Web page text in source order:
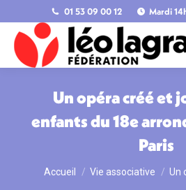
01 53 09 00 12 Mardi
Un opéra créé et
enfants du 18e
Paris
Vous êtes ici :
Accueil Vie associative Un